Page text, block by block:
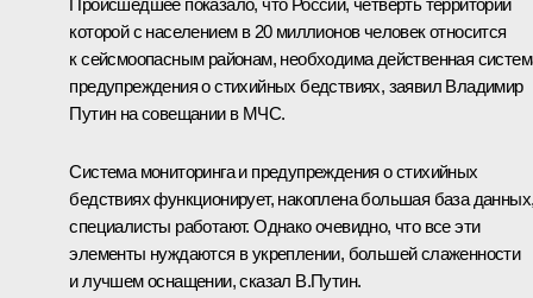
Происшедшее показало, что России, четверть территории
которой с населением в 20 миллионов человек относится
к сейсмоопасным районам, необходима действенная
предупреждения о стихийных бедствиях, заявил Владимир
Путин на совещании в МЧС.
Система мониторинга и предупреждения о стихийных
бедствиях функционирует, накоплена большая база
специалисты работают. Однако очевидно, что все эти
элементы нуждаются в укреплении, большей слаженности
и лучшем оснащении, сказал В.Путин.